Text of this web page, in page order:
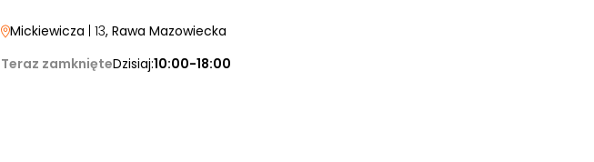
Mickiewicza | 13, Rawa Mazowiecka
Teraz zamknięteDzisiaj:10:00-18:00